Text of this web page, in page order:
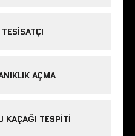
AÇMA
KAÇAĞI TESPITI